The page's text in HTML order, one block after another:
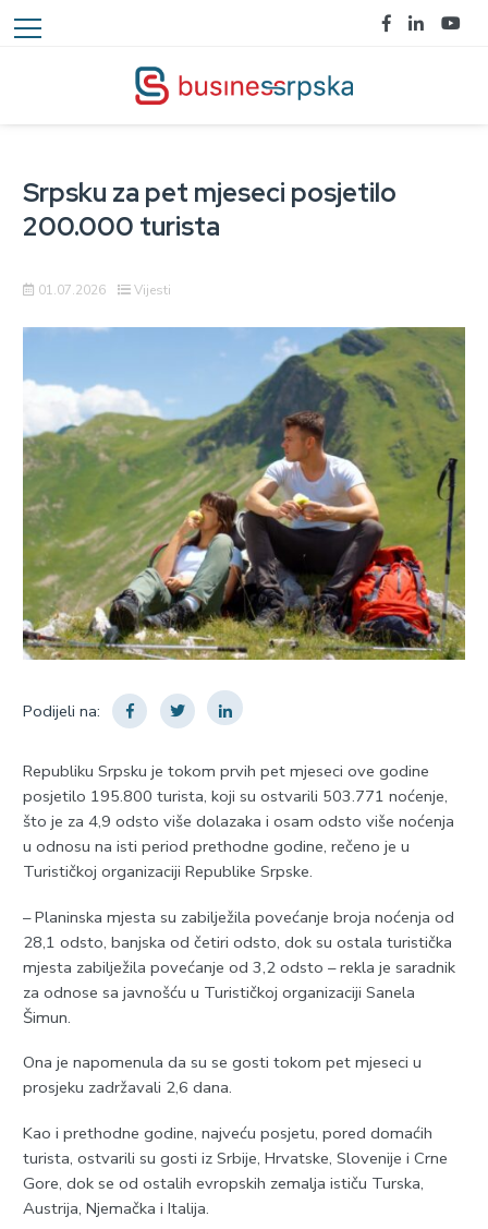
Srpsku za pet mjeseci posjetilo
200.000 turista
01.07.2026 Vijesti
Podijeli na:
Republiku Srpsku je tokom prvih pet mjeseci ove godine
posjetilo 195.800 turista, koji su ostvarili 503.771 noćenje,
što je za 4,9 odsto više dolazaka i osam odsto više noćenja
u odnosu na isti period prethodne godine, rečeno je u
Turističkoj organizaciji Republike Srpske.
– Planinska mjesta su zabilježila povećanje broja noćenja od
28,1 odsto, banjska od četiri odsto, dok su ostala turistička
mjesta zabilježila povećanje od 3,2 odsto – rekla je saradnik
za odnose sa javnošću u Turističkoj organizaciji Sanela
Šimun.
Ona je napomenula da su se gosti tokom pet mjeseci u
prosjeku zadržavali 2,6 dana.
Kao i prethodne godine, najveću posjetu, pored domaćih
turista, ostvarili su gosti iz Srbije, Hrvatske, Slovenije i Crne
Gore, dok se od ostalih evropskih zemalja ističu Turska,
Austrija, Njemačka i Italija.